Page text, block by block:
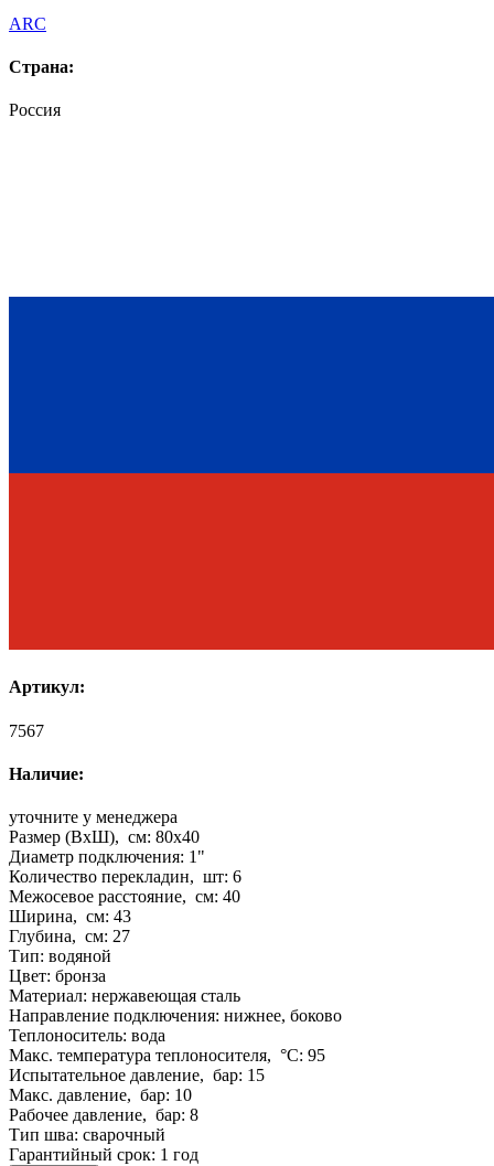
ARC
Страна:
Россия
Артикул:
7567
Наличие:
уточните у менеджера
Размер (ВхШ), см: 80x40
Диаметр подключения: 1"
Количество перекладин, шт: 6
Межосевое расстояние, см: 40
Ширина, см: 43
Глубина, см: 27
Тип: водяной
Цвет: бронза
Материал: нержавеющая сталь
Направление подключения: нижнее, боково
Теплоноситель: вода
Макс. температура теплоносителя, °C: 95
Испытательное давление, бар: 15
Макс. давление, бар: 10
Рабочее давление, бар: 8
Тип шва: сварочный
Гарантийный срок: 1 год